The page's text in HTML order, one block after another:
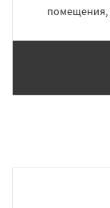
помещения,